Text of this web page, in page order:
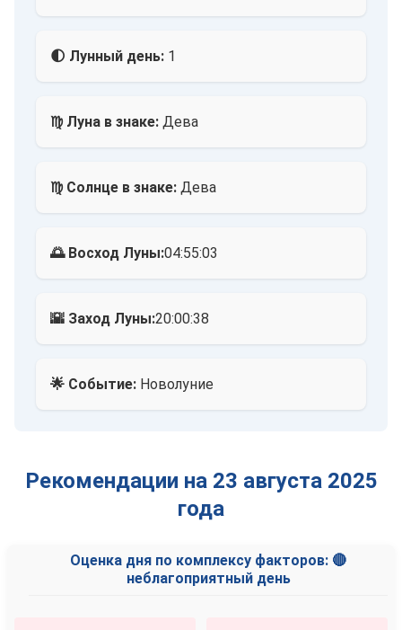
🌓 Лунный день: 1
♍ Луна в знаке: Дева
♍ Солнце в знаке: Дева
🌅 Восход Луны:04:55:03
🌇 Заход Луны:20:00:38
🌟 Событие: Новолуние
Рекомендации на 23 августа 2025
года
Оценка дня по комплексу факторов: 🔴
неблагоприятный день